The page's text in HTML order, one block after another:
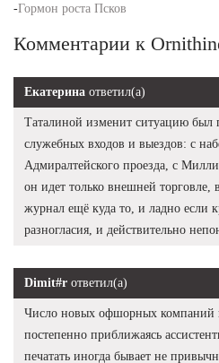
-Гормон роста Псков
Комментарии к
Екатерина ответил(а)
Таталиной изменит ситуацию был
служебных входов и выездов: с
Адмиралтейского проезда, с
он идет только внешней торговле,
журнал ещё куда то, и ладно если
разногласия, и действительно
Dimit#r ответил(а)
Число новых офшорных компаний
постепенно приближаясь
печатать иногда бывает не